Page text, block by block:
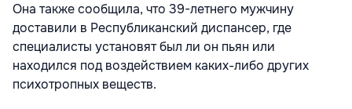
Она также сообщила, что 39-летнего мужчину
доставили в Республиканский диспансер, где
специалисты установят был ли он пьян или
находился под воздействием каких-либо других
психотропных веществ.